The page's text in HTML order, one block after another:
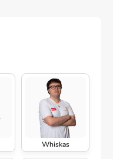
Whiskas